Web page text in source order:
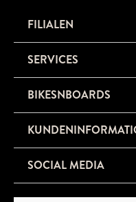
FILIALEN
SERVICES
BIKESNBOARDS
SOCIAL MEDIA